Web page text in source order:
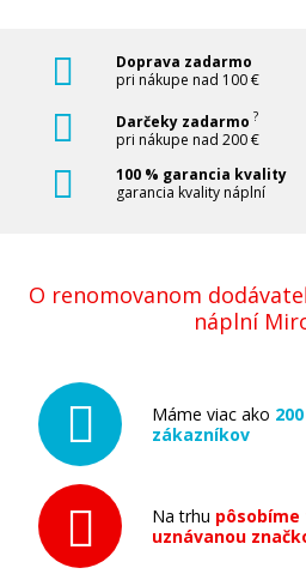
Doprava zadarmo
pri nákupe nad 100 €
Darčeky zadarmo ?
pri nákupe nad 200 €
100 % garancia kvality
garancia kvality náplní
O renomovanom
náplní
Máme viac ako
zákazníkov
Na trhu pôsobíme
uznávanou